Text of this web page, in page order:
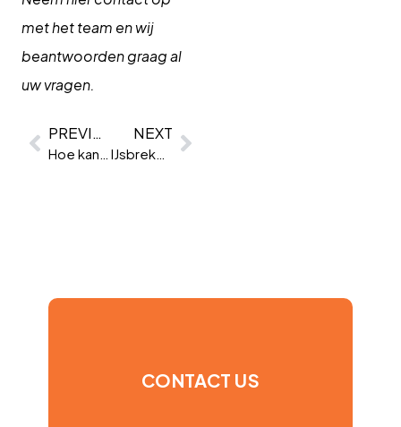
met het team en wij
beantwoorden graag al
uw vragen.
PREVIOUS
Hoe kan psychometrie ROI opleveren?
NEXT
IJsbrekers voor leiders: 6 snelle manieren om het ijs te breken
CONTACT US